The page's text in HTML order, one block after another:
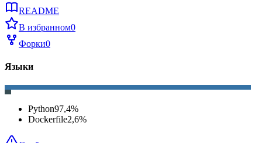
README
В избранном0
Форки0
Языки
Python97,4%
Dockerfile2,6%